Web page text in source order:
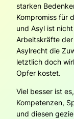
starken
Kompromiss für
und Asyl ist
Arbeitskräfte
Asylrecht die
letztlich doch
Opfer kostet.
Viel besser ist
Kompetenzen,
und diesen